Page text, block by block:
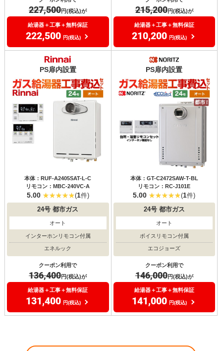
227,500円(税込)が
給湯器＋工事＋無料保証
222,500 円(税込)
215,200円(税込)が
給湯器＋工事＋無料保証
210,200 円(税込)
PS扉内設置
本体：RUF-A2405SAT-L-C
リモコン：MBC-240VC-A
5.00 (1件)
24号 都市ガス
オート
インターホンリモコン付属
エネルック
クーポン利用で
136,400円(税込)が
給湯器＋工事＋無料保証
131,400 円(税込)
PS扉内設置
本体：GT-C2472SAW-T-BL
リモコン：RC-J101E
5.00 (1件)
24号都市ガス
オート
ボイスリモコン付属
エコジョーズ
クーポン利用で
146,000円(税込)が
給湯器＋工事＋無料保証
141,000 円(税込)